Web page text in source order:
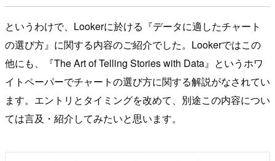
というわけで、Lookerに於ける『データに適したチャート
の選び方』に関する内容のご紹介でした。Lookerではこの
他にも、『The Art of Telling Stories with Data』というホワ
イトペーパーでチャートの選び方に関する解説がなされてい
ます。エントリとタイミングを改めて、別途この内容につい
ては言及・紹介してみたいと思います。